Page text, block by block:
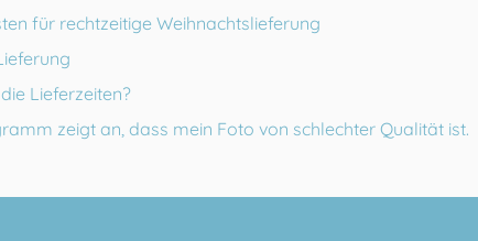
für rechtzeitige Weihnachtslieferung
Lieferzeiten?
zeigt an, dass mein Foto von schlechter Qualität ist.